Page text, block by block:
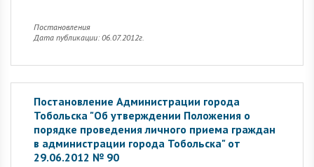
Постановления
Дата публикации: 06.07.2012г.
Постановление Администрации города
Тобольска "Об утверждении Положения о
порядке проведения личного приема граждан
в администрации города Тобольска" от
29.06.2012 № 90